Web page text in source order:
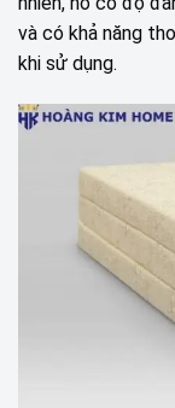
và có khả năng
khi sử dụng.